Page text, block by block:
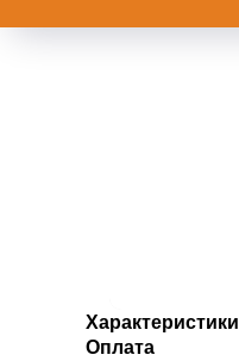
Характеристики
Оплата